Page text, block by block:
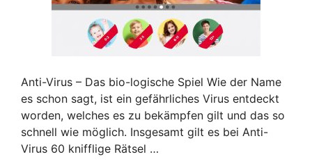
Anti-Virus – Das bio-logische Spiel Wie der Name
es schon sagt, ist ein gefährliches Virus entdeckt
worden, welches es zu bekämpfen gilt und das so
schnell wie möglich. Insgesamt gilt es bei Anti-
Virus 60 knifflige Rätsel …